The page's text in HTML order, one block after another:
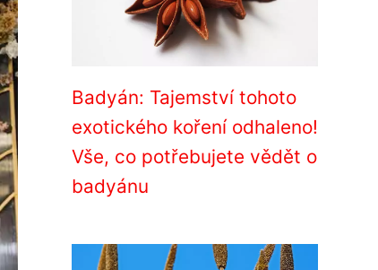
Badyán: Tajemství tohoto
exotického koření odhaleno!
Vše, co potřebujete vědět o
badyánu